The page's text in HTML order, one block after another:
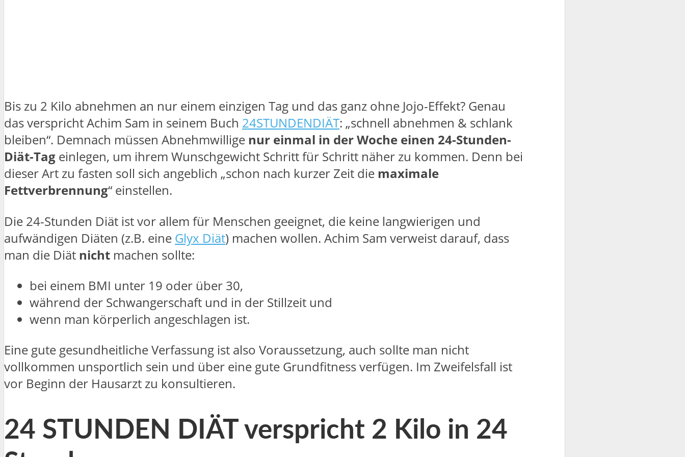
Bis zu 2 Kilo abnehmen an nur einem einzigen Tag und das ganz ohne Jojo-Effekt? Genau
das verspricht Achim Sam in seinem Buch 24STUNDENDIÄT: „schnell abnehmen & schlank
bleiben“. Demnach müssen Abnehmwillige nur einmal in der Woche einen 24-Stunden-
Diät-Tag einlegen, um ihrem Wunschgewicht Schritt für Schritt näher zu kommen. Denn bei
dieser Art zu fasten soll sich angeblich „schon nach kurzer Zeit die maximale
Fettverbrennung“ einstellen.
Die 24-Stunden Diät ist vor allem für Menschen geeignet, die keine langwierigen und
aufwändigen Diäten (z.B. eine Glyx Diät) machen wollen. Achim Sam verweist darauf, dass
man die Diät nicht machen sollte:
bei einem BMI unter 19 oder über 30,
während der Schwangerschaft und in der Stillzeit und
wenn man körperlich angeschlagen ist.
Eine gute gesundheitliche Verfassung ist also Voraussetzung, auch sollte man nicht
vollkommen unsportlich sein und über eine gute Grundfitness verfügen. Im Zweifelsfall ist
vor Beginn der Hausarzt zu konsultieren.
24 STUNDEN DIÄT verspricht 2 Kilo in 24